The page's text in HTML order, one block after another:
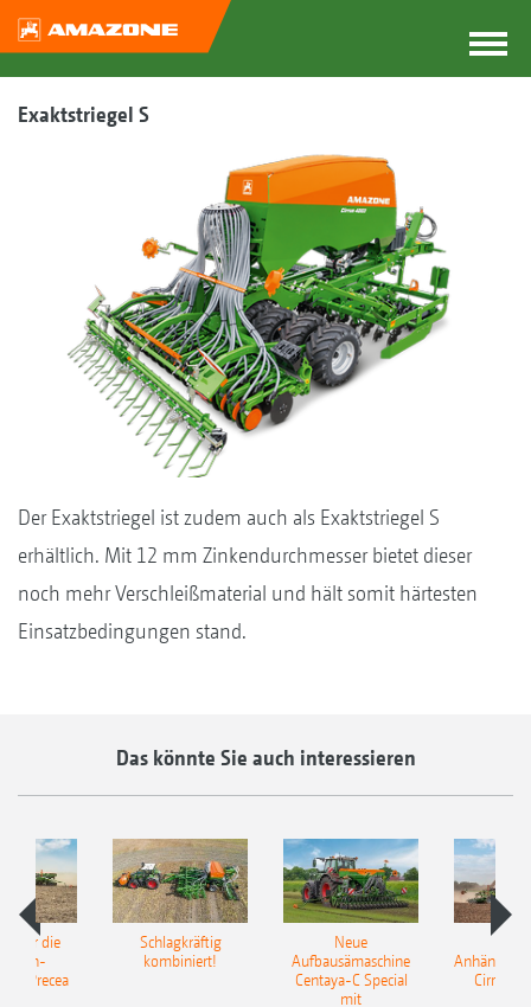
Exaktstriegel S
Der Exaktstriegel ist zudem auch als Exaktstriegel S
erhältlich. Mit 12 mm Zinkendurchmesser bietet dieser
noch mehr Verschleißmaterial und hält somit härtesten
Einsatzbedingungen stand.
Das könnte Sie auch interessieren
für die
Precea
Schlagkräftig
kombiniert!
Neue
Aufbausämaschine
Centaya-C Special
mit
Cirrus